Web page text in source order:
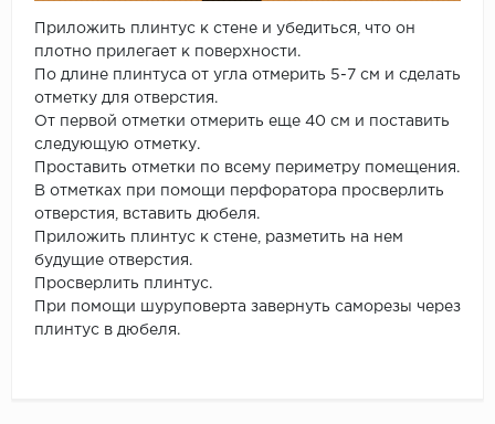
Приложить плинтус к стене и убедиться, что он
плотно прилегает к поверхности.
По длине плинтуса от угла отмерить 5-7 см и сделать
отметку для отверстия.
От первой отметки отмерить еще 40 см и поставить
следующую отметку.
Проставить отметки по всему периметру помещения.
В отметках при помощи перфоратора просверлить
отверстия, вставить дюбеля.
Приложить плинтус к стене, разметить на нем
будущие отверстия.
Просверлить плинтус.
При помощи шуруповерта завернуть саморезы через
плинтус в дюбеля.